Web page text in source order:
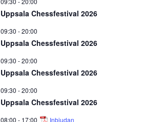
Uppsala Chessfestival 2026
09:30 -20:00
Uppsala Chessfestival 2026
09:30 -20:00
Uppsala Chessfestival 2026
09:30 -20:00
Uppsala Chessfestival 2026
08:00 - 17:00 Inbjudan